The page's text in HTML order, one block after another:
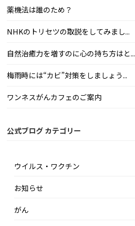
薬機法は誰のため？
NHKのトリセツの取説をしてみまし...
自然治癒力を増すのに心の持ち方はと...
梅雨時には“カビ”対策をしましょう...
ワンネスがんカフェのご案内
公式ブログ カテゴリー
ウイルス・ワクチン
お知らせ
がん